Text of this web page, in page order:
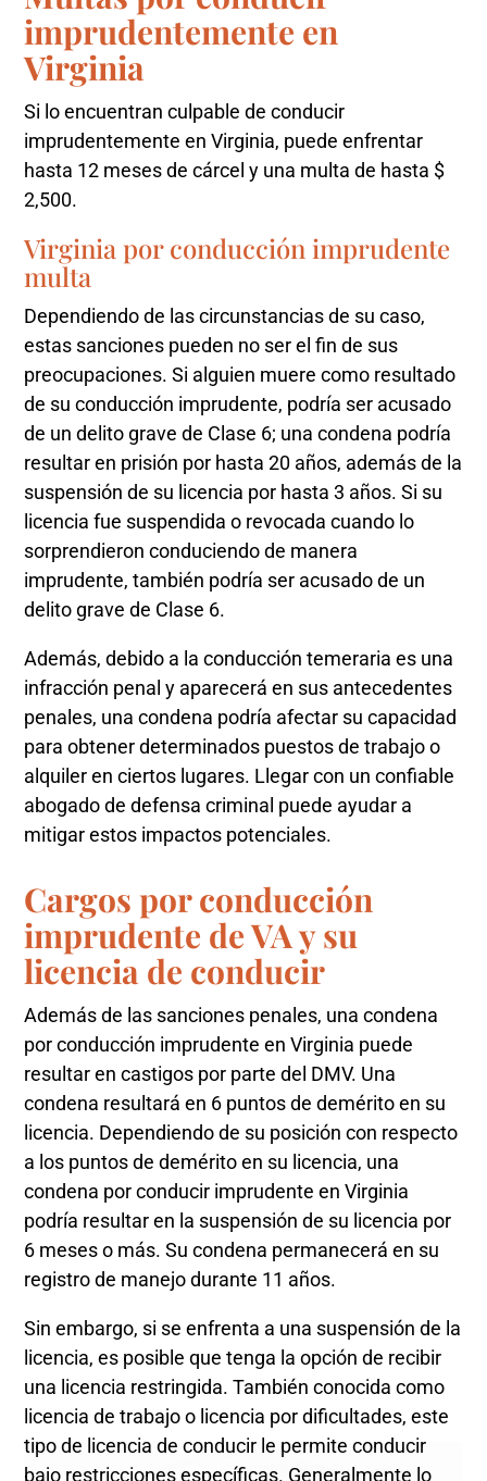
imprudentemente en
Virginia
Si lo encuentran culpable de conducir
imprudentemente en Virginia, puede enfrentar
hasta 12 meses de cárcel y una multa de hasta $
2,500.
Virginia por conducción imprudente
multa
Dependiendo de las circunstancias de su caso,
estas sanciones pueden no ser el fin de sus
preocupaciones. Si alguien muere como resultado
de su conducción imprudente, podría ser acusado
de un delito grave de Clase 6; una condena podría
resultar en prisión por hasta 20 años, además de la
suspensión de su licencia por hasta 3 años. Si su
licencia fue suspendida o revocada cuando lo
sorprendieron conduciendo de manera
imprudente, también podría ser acusado de un
delito grave de Clase 6.
Además, debido a la conducción temeraria es una
infracción penal y aparecerá en sus antecedentes
penales, una condena podría afectar su capacidad
para obtener determinados puestos de trabajo o
alquiler en ciertos lugares. Llegar con un confiable
abogado de defensa criminal puede ayudar a
mitigar estos impactos potenciales.
Cargos por conducción
imprudente de VA y su
licencia de conducir
Además de las sanciones penales, una condena
por conducción imprudente en Virginia puede
resultar en castigos por parte del DMV. Una
condena resultará en 6 puntos de demérito en su
licencia. Dependiendo de su posición con respecto
a los puntos de demérito en su licencia, una
condena por conducir imprudente en Virginia
podría resultar en la suspensión de su licencia por
6 meses o más. Su condena permanecerá en su
registro de manejo durante 11 años.
Sin embargo, si se enfrenta a una suspensión de la
licencia, es posible que tenga la opción de recibir
una licencia restringida. También conocida como
licencia de trabajo o licencia por dificultades, este
tipo de licencia de conducir le permite conducir
bajo restricciones específicas. Generalmente lo